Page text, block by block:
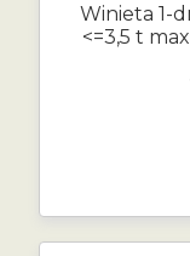
Winieta 1-
<=3,5 t